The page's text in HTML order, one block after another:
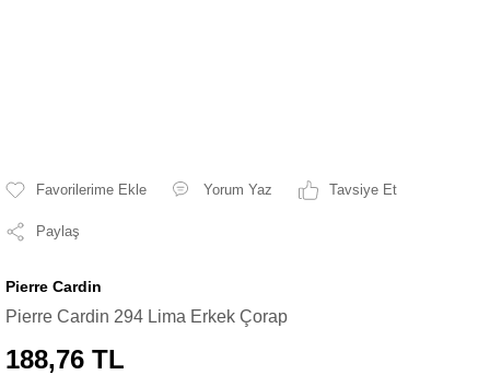
Yorum Yaz Tavsiye Et
Paylaş
Pierre Cardin
Pierre Cardin 294 Lima Erkek Çorap
188,76 TL